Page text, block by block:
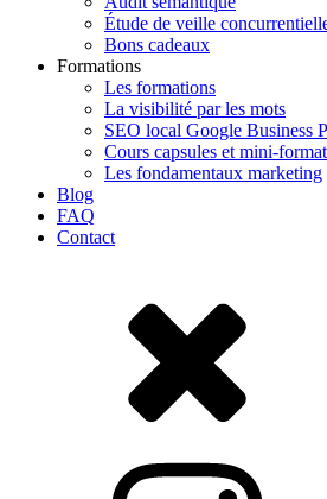
Étude de veille
Bons cadeaux
Formations
Les formations
La visibilité par les mots
SEO local Google Business
Cours capsules et mini-
Les fondamentaux marketing
Blog
FAQ
Contact